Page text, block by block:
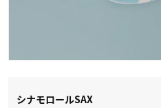
シナモロールSAX